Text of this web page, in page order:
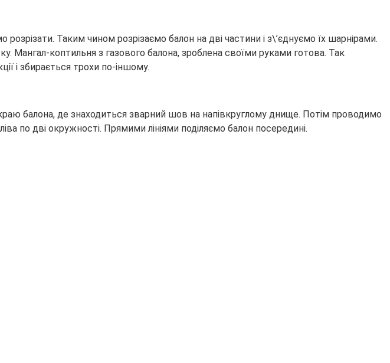
Таким чином розрізаємо балон на дві частини і з\’єднуємо їх шарнірами.
Мангал-коптильня з газового балона, зроблена своїми руками готова. Так
і збирається трохи по-іншому.
балона, де знаходиться зварний шов на напівкруглому днище. Потім проводимо
по дві окружності. Прямими лініями поділяємо балон посередині.